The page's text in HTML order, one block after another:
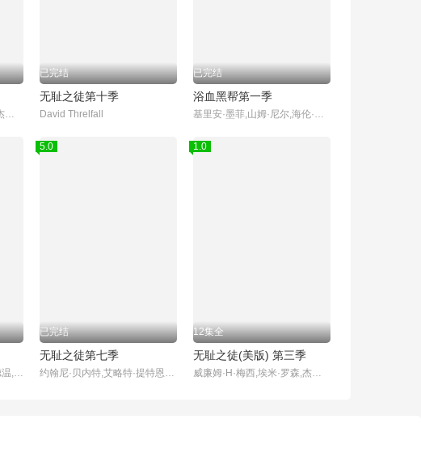
威廉姆·H·梅西,埃米·罗森,杰瑞米·艾伦·怀特,伊森·卡特科斯基,卡梅隆·莫纳汉,艾玛·肯尼,史蒂夫·豪威,珊诺拉·汉普顿,德蒙特·莫罗尼,艾米莉·贝吉尔,诺尔·费舍,迈克尔·帕特里克·麦克吉尔,艾玛·格林威尔,妮科尔·布鲁姆,史蒂夫·卡兹,泰勒·贾克布·摩尔,萨莎·亚历山大,阿兰·罗森伯格,卢卡·奥利尔,杰夫·皮埃尔,迈克尔·瑞利·伯克,雪琳·芬,威尔·萨索,伊西多拉·格瑞新特,布兰登·西姆斯
已完结
无耻之徒第十季
David Threlfall
已完结
浴血黑帮第一季
基里安·墨菲,山姆·尼尔,海伦·麦克洛瑞,保罗·安德森,安娜贝拉·沃丽丝,苏菲·兰朵,奈德·丹内利,乔·科尔,芬恩·科尔,哈利·克登,娜塔莎·奥基弗,托尼·皮茨,艾米-费欧‧爱德华兹,乔丹·博尔格,凯特·菲利普斯,本杰明·西番雅,伊多·戈德堡,夏莉·墨菲,亚历山大·希迪格,盖特·杨森,诺亚·泰勒,尼尔·贝尔,山姆·哈兹尔丁,丹尼尔·弗恩,帕迪·康斯戴恩,查理·科里德-米尔斯,杰克·罗文,Ian P
阿兰·里奇森,马尔科姆·古德温,薇拉·菲茨杰拉德,克莉斯汀·克鲁克,布鲁斯·麦克吉尔,克里斯·韦伯斯特,哈维·吉兰,马克斯威尔·詹金斯,库里·格拉汉姆,马克·本达维德,威利·C·卡彭特,乔纳森考斯庚,Leslie Fray,Gavin White,马修·马斯登,拉娜·珍·科洛斯特奇,阿莉·约翰逊,迪伦·特罗布里奇,休·汤普森,玛丽亚·斯坦,伊里·哈姆,克里斯托弗·拉塞尔,亚历桑德拉·卡斯蒂略,布雷
5.0
已完结
无耻之徒第七季
‎约翰尼·贝内特‎,艾略特·提特恩索,肖恩·吉尔德,西伦·格里菲思,Tina Malone,大卫·斯瑞弗,杰拉德·基恩斯
1.0
12集全
无耻之徒(美版) 第三季
威廉姆·H·梅西,埃米·罗森,杰瑞米·艾伦·怀特,伊森·卡特科斯基,卡梅隆·莫纳汉,史蒂夫·豪威,珊诺拉·汉普顿,艾玛·肯尼,妮科尔·布鲁姆,马修·博兰,艾米莉·贝吉尔,琼·库萨克,德蒙特·莫罗尼,诺尔·费舍,迈克尔·帕特里克·麦克吉尔,亚当凯格瑞,杰里米·杰克逊,史蒂夫·卡兹